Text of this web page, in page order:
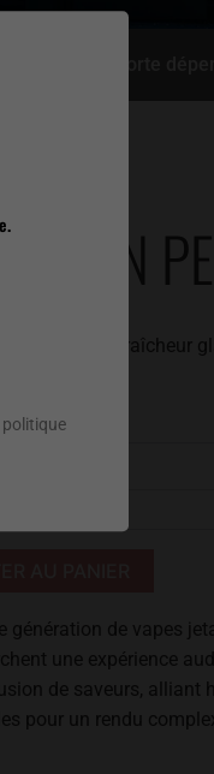
mûre à une fraîcheur
génération de vapes
une expérience
de saveurs, alliant
pour un rendu
politique